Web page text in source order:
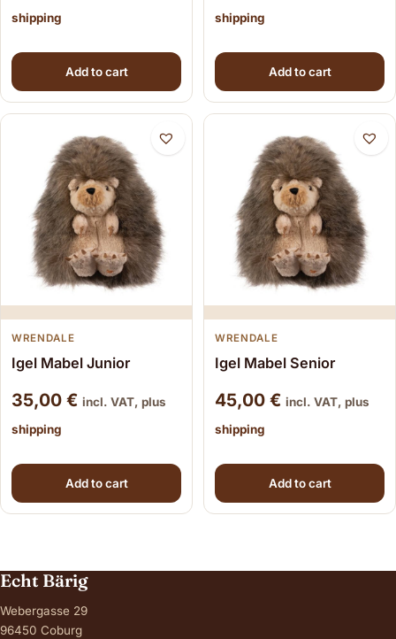
shipping
Add to cart
shipping
Add to cart
WRENDALE
Igel Mabel Junior
35,00 € incl. VAT, plus
shipping
Add to cart
WRENDALE
Igel Mabel Senior
45,00 € incl. VAT, plus
shipping
Add to cart
Echt Bärig
Webergasse 29
96450 Coburg